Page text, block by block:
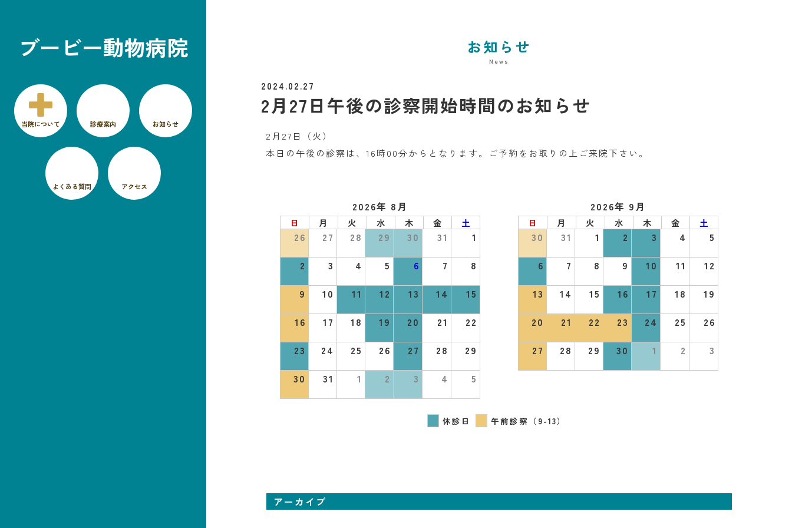
ブービー動物病院
当院について 診療案内 お知らせ
よくある質問 アクセス
お知らせ
News
2024.02.27
2月27日午後の診察開始時間のお知らせ
2月27日（火）
本日の午後の診察は、16時00分からとなります。ご予約をお取りの上ご来院下さい。
2026年 8月
日 月 火 水 木 金 土
26 27 28 29 30 31
1
2
3 4 5 6 7
8
9
10 11 12 13 14
15
16
17 18 19 20 21
22
23
24 25 26 27 28
29
30
31 1 2 3 4 5
2026年 9月
日 月 火 水 木 金 土
30 31 1 2 3 4
5
6
7 8 9 10 11
12
13
14 15 16 17 18
19
20
21 22 23 24 25
26
27
28 29 30 1 2 3
休診日 午前診察（9-13）
アーカイブ